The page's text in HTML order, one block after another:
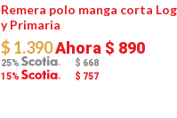
Remera polo manga corta
y Primaria
$ 1.390Ahora $ 890
25%
$ 668
15%
$ 757